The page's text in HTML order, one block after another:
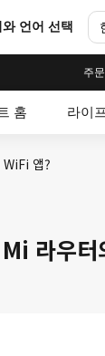
와 언어 선택
주
홈 라이
앱?
Mi 라우